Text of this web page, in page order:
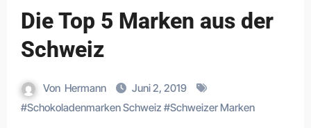
Die Top 5 Marken aus der
Schweiz
Von Hermann
Juni 2, 2019
#Schokoladenmarken Schweiz #Schweizer Marken